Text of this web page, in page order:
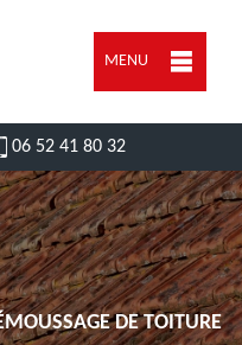
MENU
06 52 41 80 32
DE TOITURE